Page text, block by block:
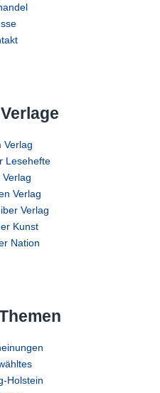
Verlag
Lesehefte
Verlag
Verlag
Verlag
Kunst
Nation
Holstein